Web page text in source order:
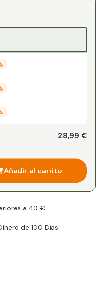
28,99 €
Añadir al carrito
a 49 €
de 100 Días